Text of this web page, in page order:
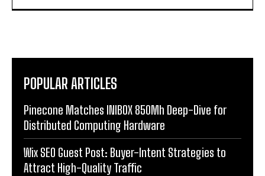
POPULAR ARTICLES
Pinecone Matches INIBOX 850Mh Deep-Dive for
Distributed Computing Hardware
Wix SEO Guest Post: Buyer-Intent Strategies to
Attract High-Quality Traffic